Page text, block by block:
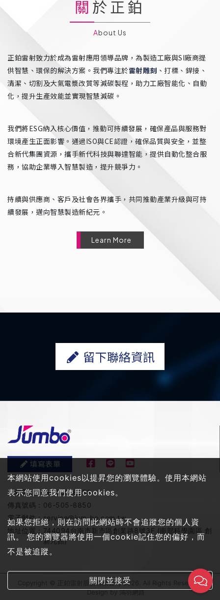
關於正鉑
About Us
正鉑雷射致力於成為雷射應用領導品牌，為製造工廠與SI廠商提
供智慧、環保的解決方案。我們專注於雷射雕刻 、打標、銲接、
清潔、切割及大氣電漿改質等減碳製程，助力工廠智能化、自動
化，提升生產效能並實現智慧減碳。
我們將ESG納入核心價值，推動可持續發展，確保產品與服務對
環境產生正面影響。通過ISO與CE認證，確保品質與安全，並整
合新代集團資源，攜手新代科技與聯達智能，提供自動化整合服
務，協助企業導入智慧製造，提升競爭力。
持續與供應商、客戶及社會各界攜手，共同推動產業升級與可持
續發展，邁向智慧製造新紀元。
Learn More
留下聯絡資訊
填寫表單
服務電話：06-505-8858
傳真號碼： 06-505-8850
電子郵件：service@jum-bo.com.tw
地址位置： 744094台南市新市區創業路8號3F (南部科學園區 創
新九館)
Copyright © 正鉑雷射股份有限公司 2026. All Rights Reserved
Design by鴻羽網路
本網站使用cookies以提昇您的瀏覽體驗。使用本網站
表示您同意我們使用cookies。
如果您拒絕，則在訪問此網站時不會追蹤您的個人資
訊。 您的瀏覽器將使用一個cookie記住您的偏好，而
不是被追蹤。
關閉並接受